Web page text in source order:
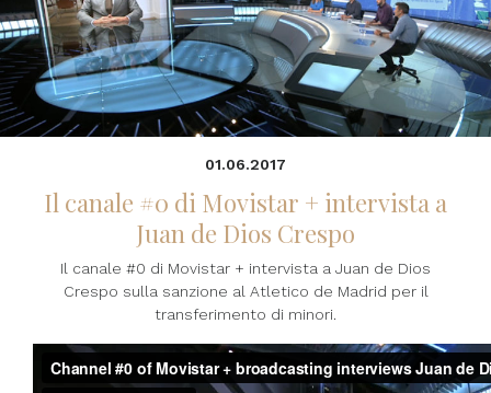
01.06.2017
Il canale #0 di Movistar + intervista a
Juan de Dios Crespo
Il canale #0 di Movistar + intervista a Juan de Dios
Crespo sulla sanzione al Atletico de Madrid per il
transferimento di minori.